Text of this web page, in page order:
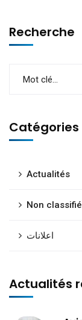
Recherche
Catégories
Actualités
Non
اعلانات
Actualités